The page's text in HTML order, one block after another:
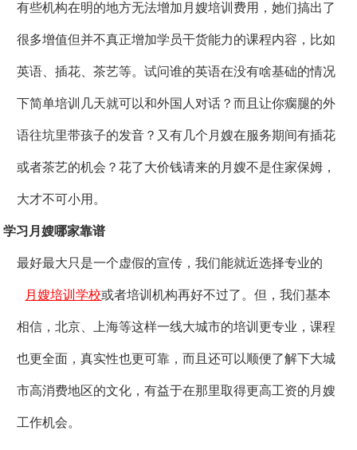
有些机构在明的地方无法增加月嫂培训费用，她们搞出了
很多增值但并不真正增加学员干货能力的课程内容，比如
英语、插花、茶艺等。试问谁的英语在没有啥基础的情况
下简单培训几天就可以和外国人对话？而且让你瘸腿的外
语往坑里带孩子的发音？又有几个月嫂在服务期间有插花
或者茶艺的机会？花了大价钱请来的月嫂不是住家保姆，
大才不可小用。
学习月嫂哪家靠谱
最好最大只是一个虚假的宣传，我们能就近选择专业的
月嫂培训学校或者培训机构再好不过了。但，我们基本
相信，北京、上海等这样一线大城市的培训更专业，课程
也更全面，真实性也更可靠，而且还可以顺便了解下大城
市高消费地区的文化，有益于在那里取得更高工资的月嫂
工作机会。